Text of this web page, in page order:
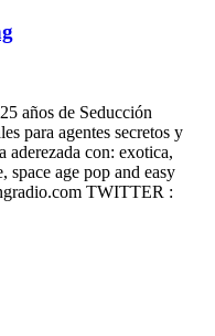
años de Seducción
para agentes secretos y
aderezada con: exotica,
age pop and easy
TWITTER :